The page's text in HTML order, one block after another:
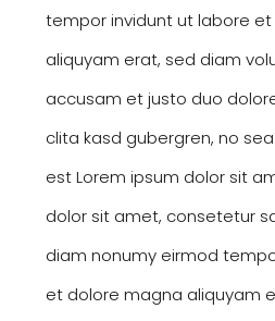
tempor invidunt ut labore
aliquyam erat, sed diam
accusam et justo duo
clita kasd gubergren, no
est Lorem ipsum dolor sit
dolor sit amet, consetetur
diam nonumy eirmod
et dolore magna aliquyam